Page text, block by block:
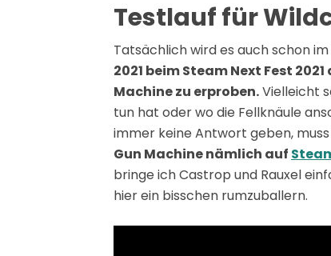
Testlauf für
Tatsächlich wird es auch schon
2021 beim Steam Next Fest
Machine zu erproben.Vielleicht
tun hat oder wo die Fellknäule
immer keine Antwort geben,
Gun Machine nämlich auf
bringe ich Castrop und Rauxel
hier ein bisschen rumzuballern.